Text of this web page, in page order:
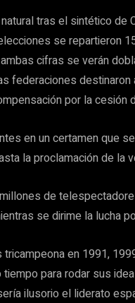
tras el sintético de
se repartieron
cifras se verán
federaciones destinaron
por la cesión
en un certamen que
la proclamación de la
de
se dirime la lucha
en 1991,
para rodar sus
ilusorio el liderato